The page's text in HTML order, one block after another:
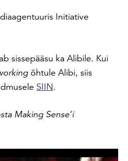
Initiative
sissepääsu ka Alibile. Kui
õhtule Alibi, siis
SIIN.
Making Sense’i